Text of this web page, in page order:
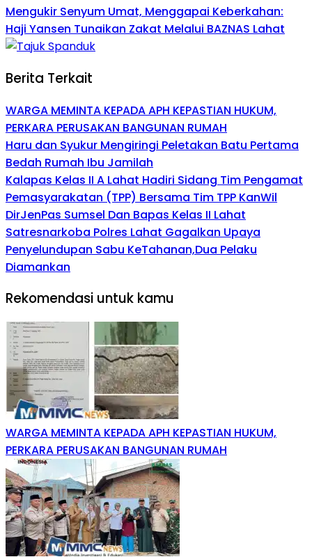
Mengukir Senyum Umat, Menggapai Keberkahan:
Haji Yansen Tunaikan Zakat Melalui BAZNAS Lahat
Berita Terkait
WARGA MEMINTA KEPADA APH KEPASTIAN HUKUM,
PERKARA PERUSAKAN BANGUNAN RUMAH
Haru dan Syukur Mengiringi Peletakan Batu Pertama
Bedah Rumah Ibu Jamilah
Kalapas Kelas II A Lahat Hadiri Sidang Tim Pengamat
Pemasyarakatan (TPP) Bersama Tim TPP KanWil
DirJenPas Sumsel Dan Bapas Kelas II Lahat
Satresnarkoba Polres Lahat Gagalkan Upaya
Penyelundupan Sabu KeTahanan,Dua Pelaku
Diamankan
Rekomendasi untuk kamu
WARGA MEMINTA KEPADA APH KEPASTIAN HUKUM,
PERKARA PERUSAKAN BANGUNAN RUMAH